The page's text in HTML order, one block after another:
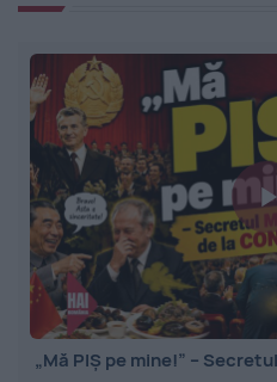
„Mă PIȘ pe mine!” –